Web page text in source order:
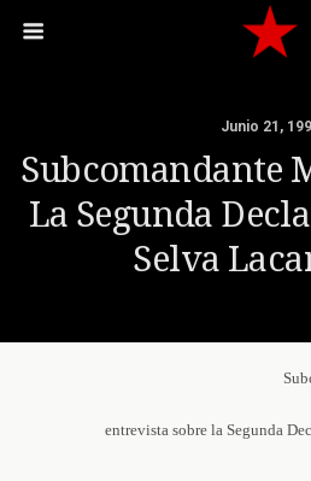
Junio 21,
Subcomandante
La Segunda
Selva
entrevista sobre la Segunda